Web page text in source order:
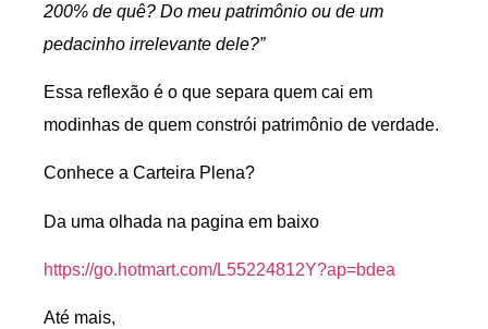
200% de quê? Do meu patrimônio ou de um
pedacinho irrelevante dele?”
Essa reflexão é o que separa quem cai em
modinhas de quem constrói patrimônio de verdade.
Conhece a Carteira Plena?
Da uma olhada na pagina em baixo
https://go.hotmart.com/L55224812Y?ap=bdea
Até mais,